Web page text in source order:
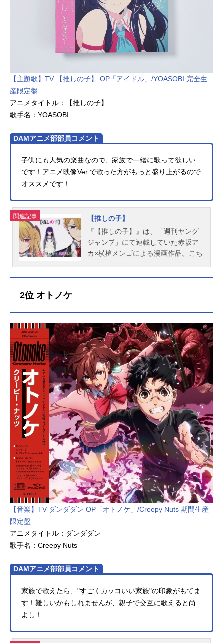
【主題歌】TV 【推しの子】 OP「アイドル」/YOASOBI 完全生
産限定盤
アニメタイトル：【推しの子】
歌手名：YOASOBI
DAMアニメ部部員コメント
子供にも人気の楽曲なので、家族で一緒に歌って欲しい
です！アニメ映像Ver.で歌った方がもっと盛り上がるので
オススメです！
関連記事
【推しの子】
『【推しの子】』は、「週刊ヤング
ジャンプ」にて連載していた赤坂ア
カ×横槍メンゴによる漫画作品。こち
2位 オトノケ
【音楽】TV ダンダダン OP「オトノケ」/Creepy Nuts 期間生産
限定盤
アニメタイトル：ダンダダン
歌手名：Creepy Nuts
DAMアニメ部部員コメント
家族で歌えたら、"すごくカッコいい家族"の印象がもてま
す！難しいかもしれませんが、親子で交互に歌えると尚
よし！